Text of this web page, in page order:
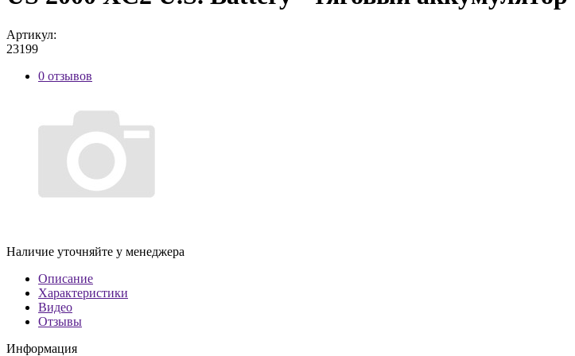
Артикул:
23199
0 отзывов
Наличие уточняйте у менеджера
Описание
Характеристики
Видео
Отзывы
Информация